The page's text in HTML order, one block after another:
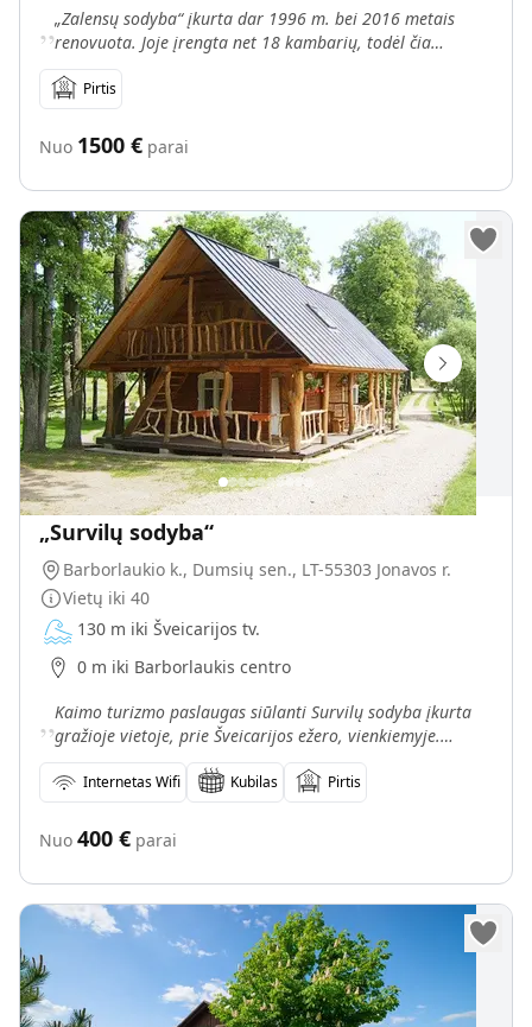
„„Zalensų sodyba“ įkurta dar 1996 m. bei 2016 metais
renovuota. Joje įrengta net 18 kambarių, todėl čia
svečiuotis vienu metu gali 80 žmonių. Nuo Kauno sodyba
nu Pirtis
Nuo 1500 € parai
„Survilų sodyba“
Barborlaukio k., Dumsių sen., LT-55303 Jonavos r.
Vietų iki 40
130 m iki Šveicarijos tv.
0 m iki Barborlaukis centro
„Kaimo turizmo paslaugas siūlanti Survilų sodyba įkurta
gražioje vietoje, prie Šveicarijos ežero, vienkiemyje.
Sodyba yra tik 28 km nuo Kauno, netoli Jonavos mie
Internetas Wifi Kubilas Pirtis
Nuo 400 € parai